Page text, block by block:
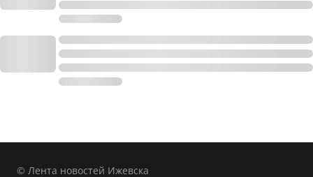
© Лента новостей Ижевска